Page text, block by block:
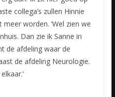
collega’s zullen Hinnie
worden. ‘Wel zien we
Dan zie ik Sanne in
de afdeling waar de
de afdeling Neurologie.